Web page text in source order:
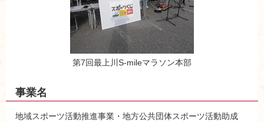
第7回最上川S-mileマラソン本部
事業名
地域スポーツ活動推進事業・地方公共団体スポーツ活動助成